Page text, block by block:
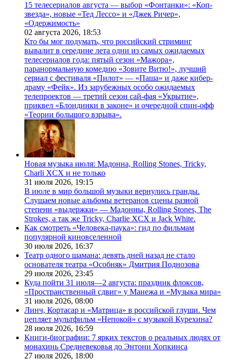
15 телесериалов августа — выбор «Фонтанки»: «Коп-
звезда», новые «Тед Лессо» и «Джек Ричер»,
«Одержимость»
02 августа 2026, 18:53
Кто бы мог подумать, что российский стриминг
вывалит в середине лета одни из самых ожидаемых
телесериалов года: пятый сезон «Мажора»,
паранормальную комедию «Зовите Витю!», лучший
сериал с фестиваля «Пилот» — «Паша» и даже кибер-
драму «Фейк». Из зарубежных особо ожидаемых
телепроектов — третий сезон сай-фая «Укрытие»,
приквел «Блондинки в законе» и очередной спин-офф
«Теории большого взрыва».
Новая музыка июля: Мадонна, Rolling Stones, Tricky,
Charli XCX и не только
31 июля 2026, 19:15
В июле в мир большой музыки вернулись гранды.
Слушаем новые альбомы ветеранов сцены разной
степени «выдержки» — Мадонны, Rolling Stones, The
Strokes, а так же Tricky, Charlie XCX и Jack White.
Как смотреть «Человека-паука»: гид по фильмам
популярной киновселенной
30 июля 2026, 16:37
Театр одного шамана: девять дней назад не стало
основателя театра «Особняк» Дмитрия Поднозова
29 июля 2026, 23:45
Куда пойти 31 июля—2 августа: праздник флоксов,
«Пространственный сдвиг» у Манежа и «Музыка мира»
31 июля 2026, 08:00
Линч, Кортасар и «Матрица» в российской глуши. Чем
цепляет мультфильм «Непокой» с музыкой Курехина?
28 июля 2026, 16:59
Книги-биографии: 7 ярких текстов о реальных людях от
монахинь Средневековья до Энтони Хопкинса
27 июля 2026, 18:00